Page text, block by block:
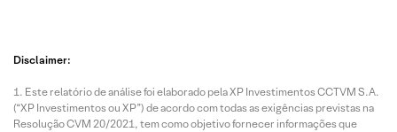
Disclaimer:
Este relatório de análise foi elaborado pela XP Investimentos CCTVM S.A.
(“XP Investimentos ou XP”) de acordo com todas as exigências previstas na
Resolução CVM 20/2021, tem como objetivo fornecer informações que